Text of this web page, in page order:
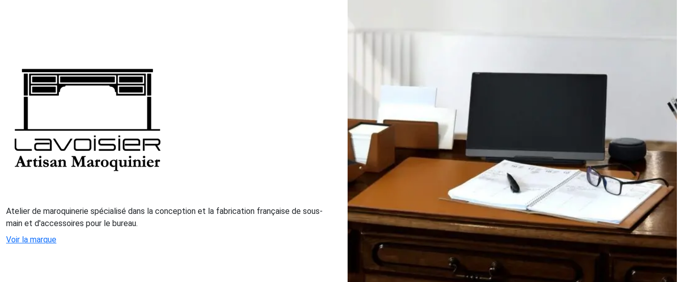
Atelier de maroquinerie spécialisé dans la conception et la fabrication française de sous-
main et d'accessoires pour le bureau.
Voir la marque